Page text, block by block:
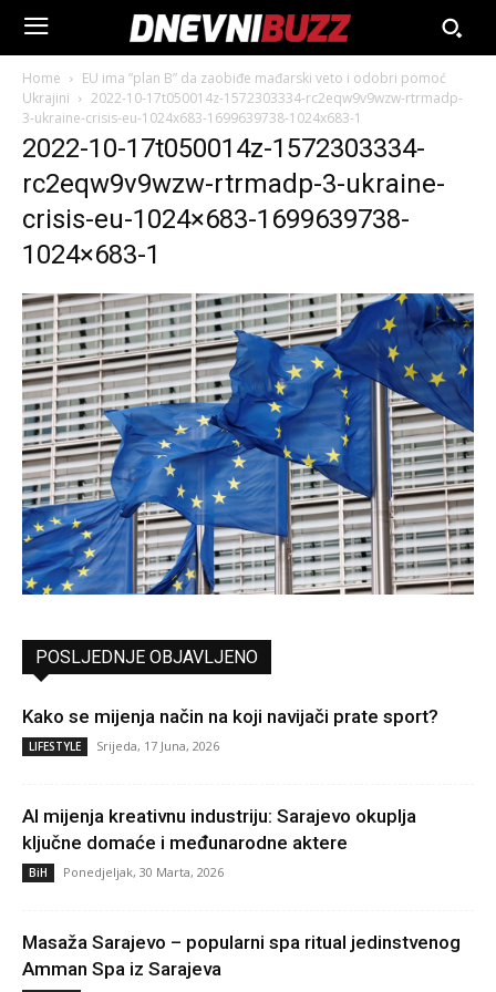
Home
EU ima ”plan B” da zaobiđe mađarski veto i odobri pomoć
Ukrajini
2022-10-17t050014z-1572303334-rc2eqw9v9wzw-rtrmadp-
3-ukraine-crisis-eu-1024x683-1699639738-1024x683-1
2022-10-17t050014z-1572303334-
rc2eqw9v9wzw-rtrmadp-3-ukraine-
crisis-eu-1024×683-1699639738-
1024×683-1
POSLJEDNJE OBJAVLJENO
Kako se mijenja način na koji navijači prate sport?
LIFESTYLE Srijeda, 17 Juna, 2026
AI mijenja kreativnu industriju: Sarajevo okuplja
ključne domaće i međunarodne aktere
BiH Ponedjeljak, 30 Marta, 2026
Masaža Sarajevo – popularni spa ritual jedinstvenog
Amman Spa iz Sarajeva